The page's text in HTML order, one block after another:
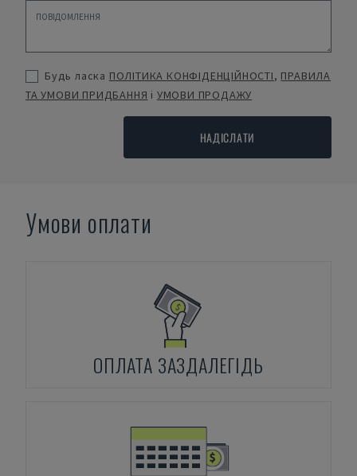
Будь ласка ПОЛІТИКА КОНФІДЕНЦІЙНОСТІ, ПРАВИЛА
ТА УМОВИ ПРИДБАННЯ і УМОВИ ПРОДАЖУ
НАДІСЛАТИ
Умови оплати
ОПЛАТА ЗАЗДАЛЕГІДЬ